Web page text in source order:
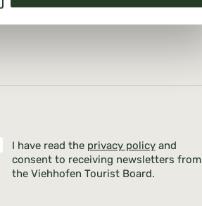
I have read the privacy policyand
consent to receiving newsletters from
the Viehhofen Tourist Board.